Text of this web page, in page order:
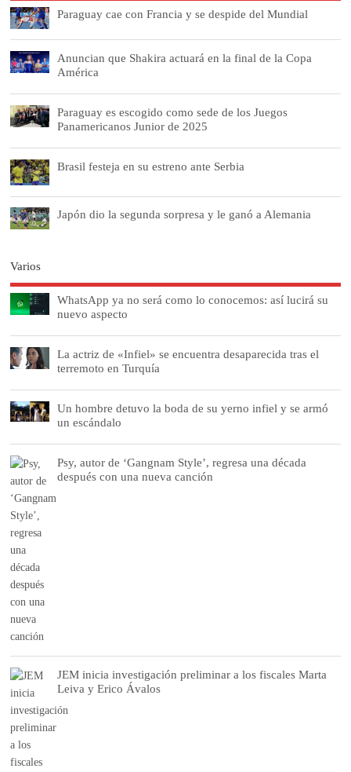
Paraguay cae con Francia y se despide del Mundial
Anuncian que Shakira actuará en la final de la Copa
América
Paraguay es escogido como sede de los Juegos
Panamericanos Junior de 2025
Brasil festeja en su estreno ante Serbia
Japón dio la segunda sorpresa y le ganó a Alemania
Varios
WhatsApp ya no será como lo conocemos: así lucirá su
nuevo aspecto
La actriz de «Infiel» se encuentra desaparecida tras el
terremoto en Turquía
Un hombre detuvo la boda de su yerno infiel y se armó
un escándalo
Psy, autor de ‘Gangnam Style’, regresa una década
después con una nueva canción
JEM inicia investigación preliminar a los fiscales Marta
Leiva y Erico Ávalos